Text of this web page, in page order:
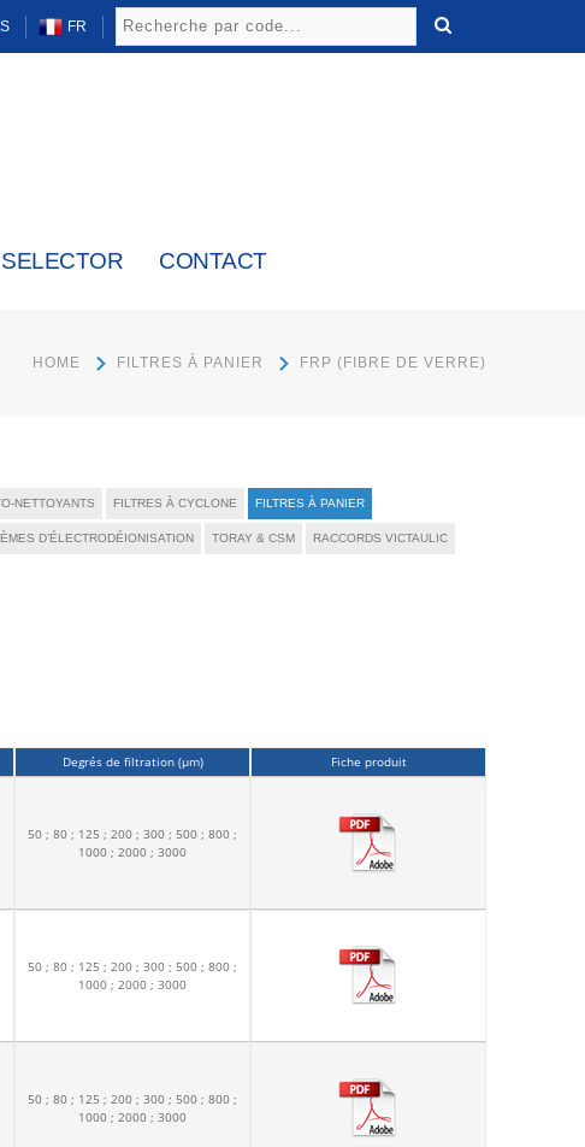
FR
SELECTOR CONTACT
HOME FILTRES À PANIER FRP (FIBRE DE VERRE)
NETTOYANTS FILTRES À CYCLONE FILTRES À PANIER
D’ÉLECTRODÉIONISATION TORAY & CSM RACCORDS VICTAULIC
Degrés de filtration (µm) Fiche produit
50 ; 80 ; 125 ; 200 ; 300 ; 500 ; 800 ;
1000 ; 2000 ; 3000
50 ; 80 ; 125 ; 200 ; 300 ; 500 ; 800 ;
1000 ; 2000 ; 3000
50 ; 80 ; 125 ; 200 ; 300 ; 500 ; 800 ;
1000 ; 2000 ; 3000